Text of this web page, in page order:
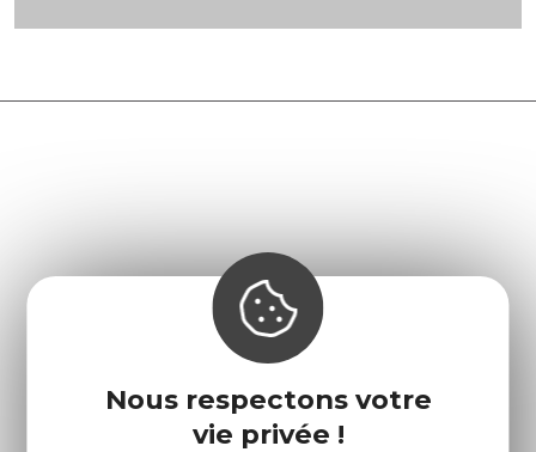
Nous respectons votre
vie privée !